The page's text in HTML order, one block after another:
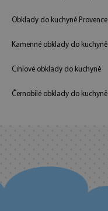
Obklady do kuchyně Provence
Kamenné obklady do kuchyně
Cihlové obklady do kuchyně
Černobílé obklady do kuchyně